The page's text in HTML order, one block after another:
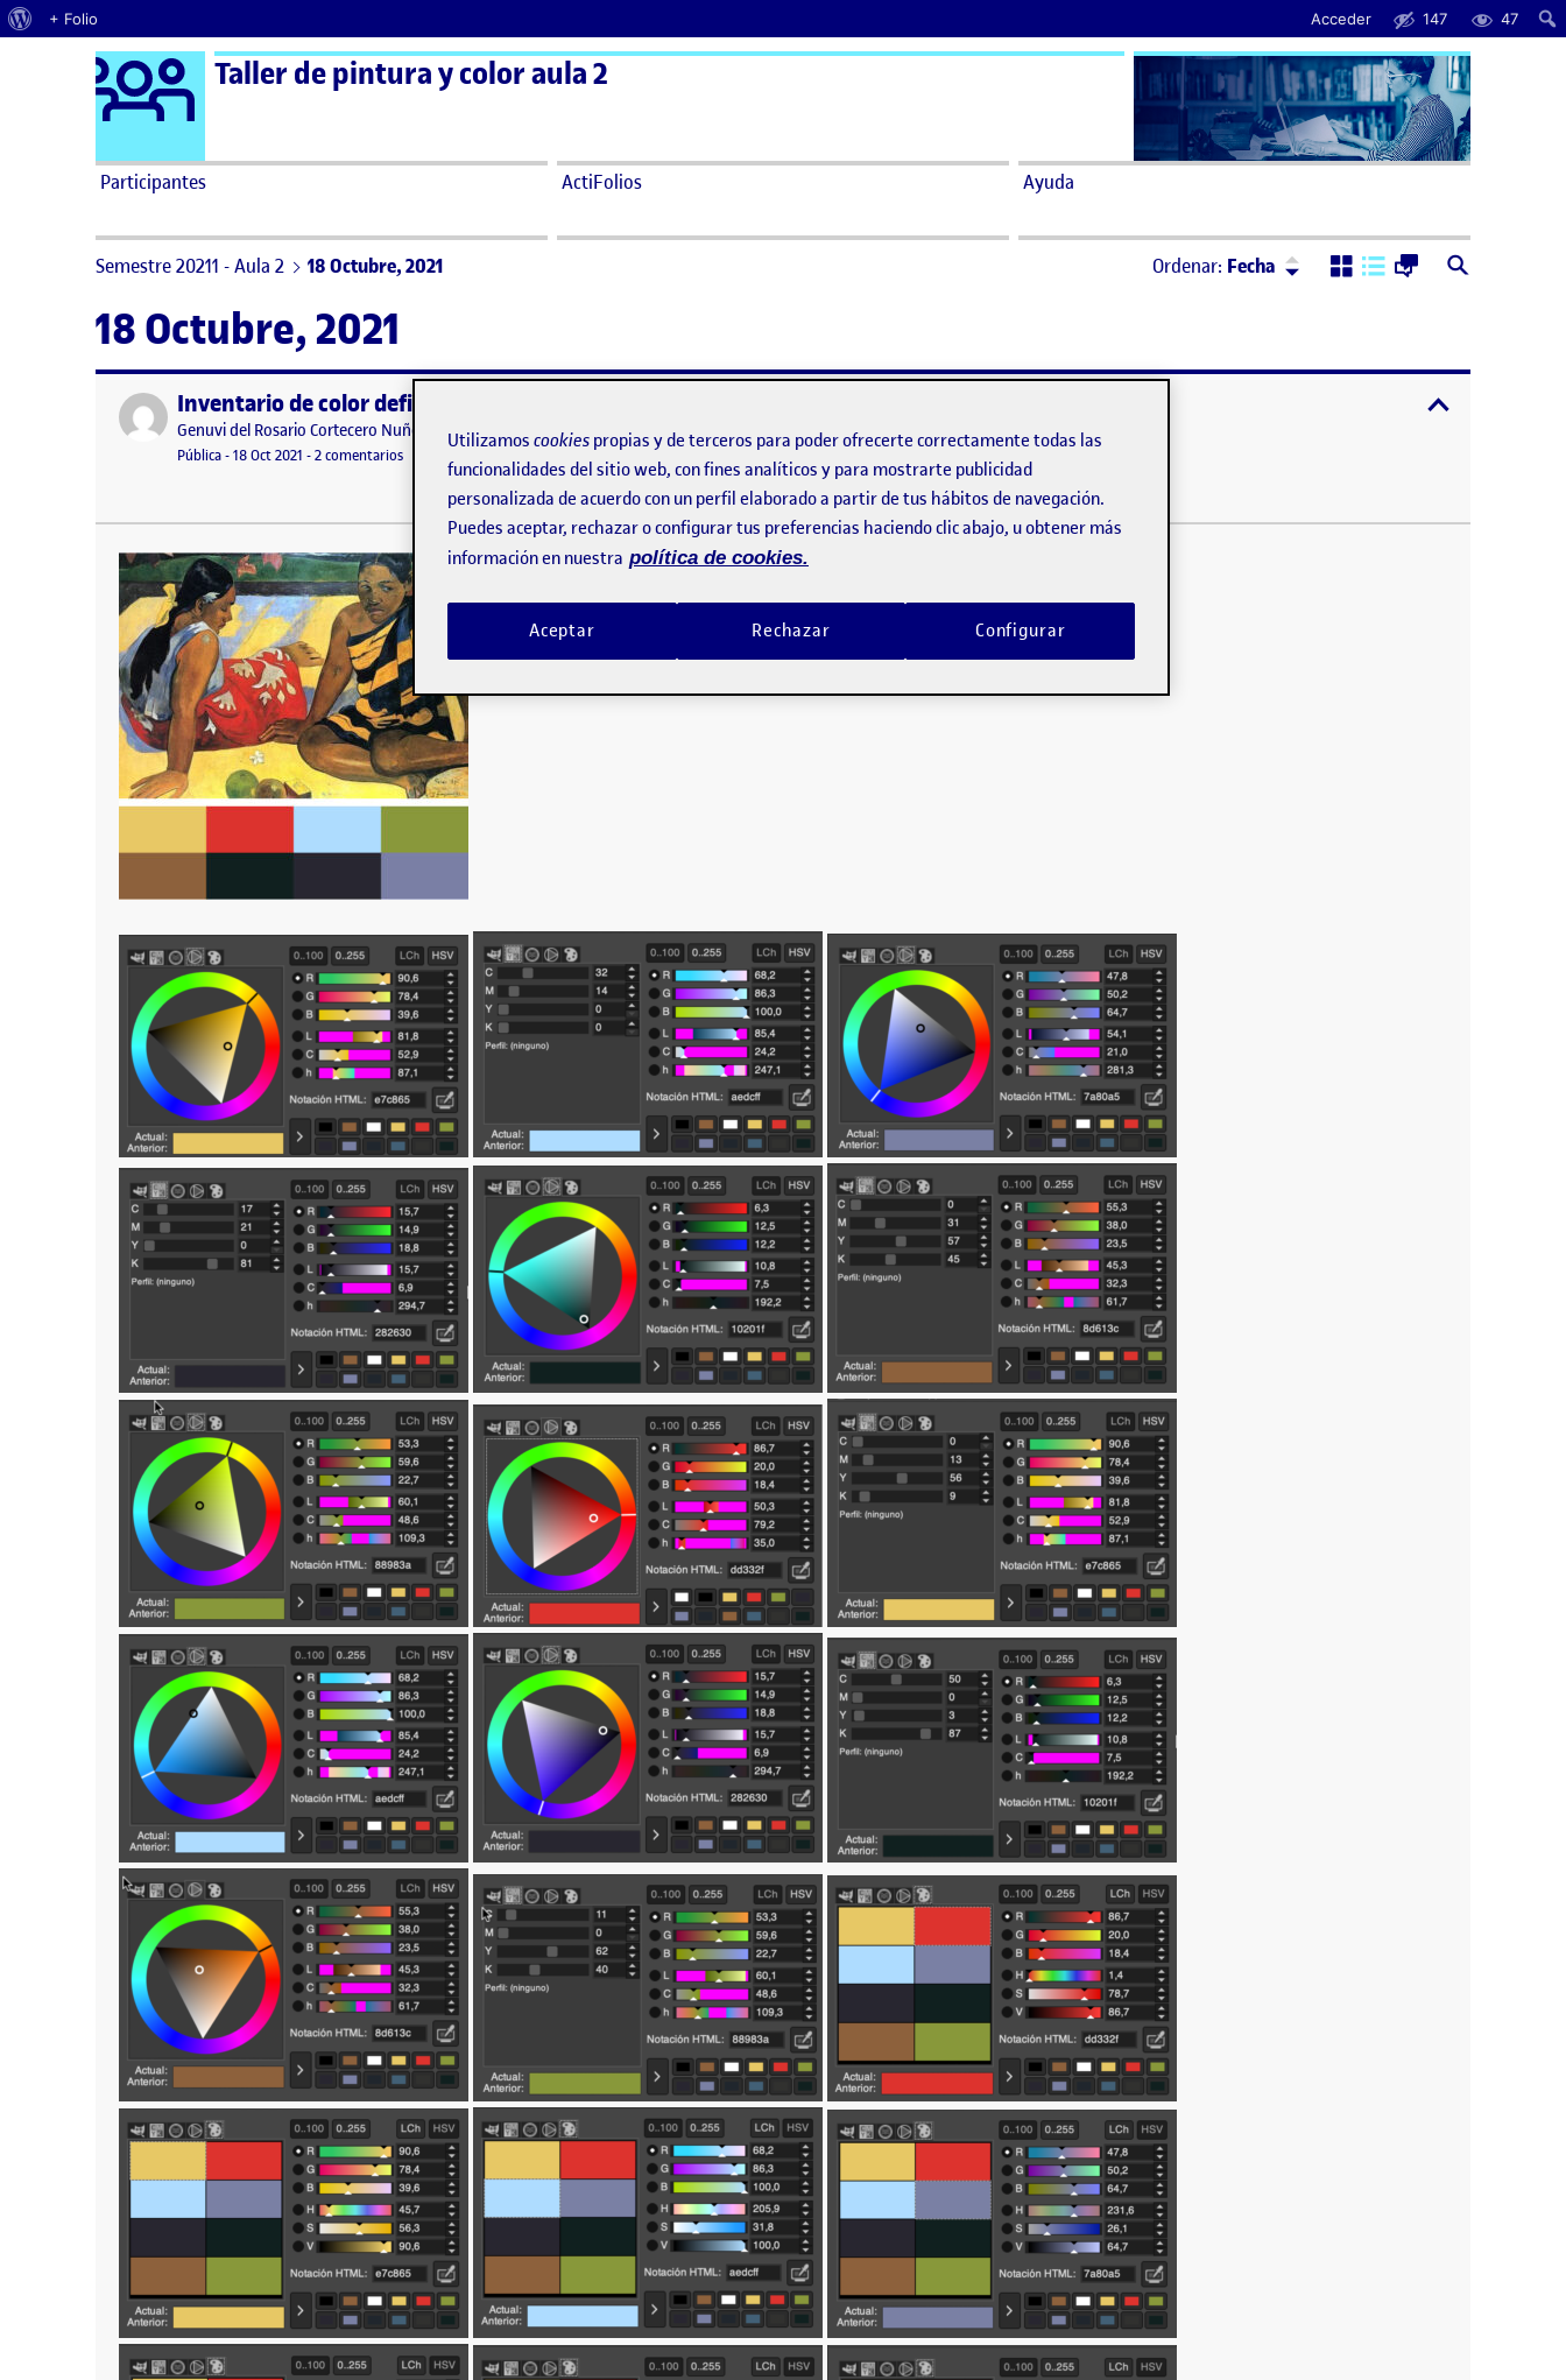
Acerca de WordPress
+ Folio Acceder 147 47
Saltar al contenido Logo Ágora
Taller de pintura y color aula 2
Participantes ActiFolios Ayuda
Semestre 20211 - Aula 2 18 Octubre, 2021 Ordenar: Fecha Ordenar:Descendente
18 Octubre, 2021
Publicado porInventario de color definitivo con anotaciones de RGB
Publicado por
Genuvi del Rosario Cortecero Nuñez
Visibilidad:
Pública-Fecha de publicación
18 Oct 2021 19 octubre, 2021 8:31 pm
-2 comentariosen Inventario de color definitivo con anotaciones de RGB
Al final escojo esta obra para facilidad del inventario de color. PEC2. Adaptación de una paleta. …
Utilizamos cookies propias y de terceros para poder ofrecerte correctamente todas las
funcionalidades del sitio web, con fines analíticos y para mostrarte publicidad
personalizada de acuerdo con un perfil elaborado a partir de tus hábitos de navegación.
Puedes aceptar, rechazar o configurar tus preferencias haciendo clic abajo, u obtener más
información en nuestra política de cookies.
Rechazar
Aceptar Configurar